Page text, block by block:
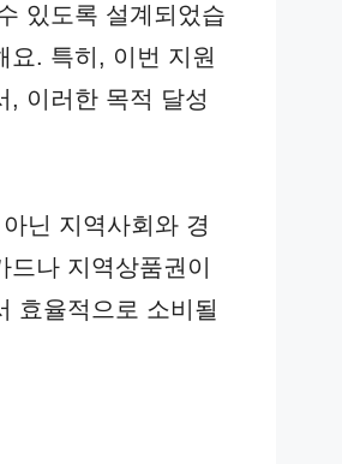
있도록 설계되었습
요. 특히, 이번 지원
, 이러한 목적 달성
닌 지역사회와 경
나 지역상품권이
효율적으로 소비될